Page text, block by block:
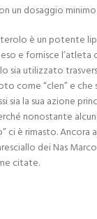
un dosaggio
è un potente
e fornisce l’atleta
sia utilizzato
come “clen” e
sia la sua azione
nonostante
ci è rimasto.
dei Nas
citate.